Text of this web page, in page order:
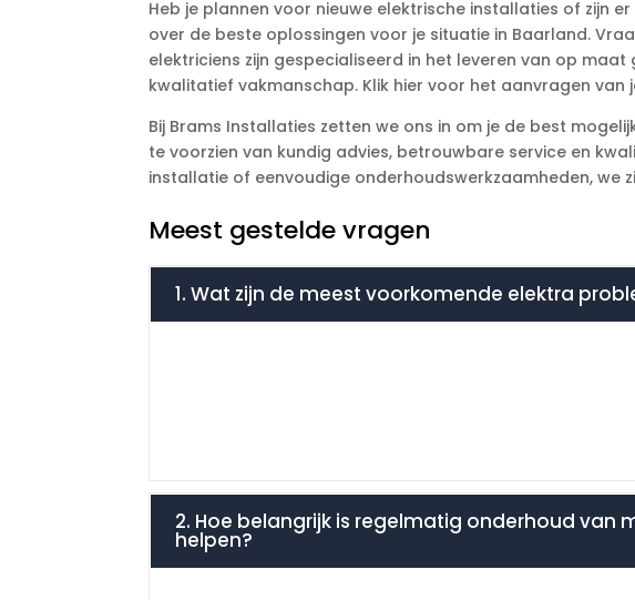
Heb je plannen voor nieuwe elektrische installaties of zijn
over de beste oplossingen voor je situatie in Baarland.
elektriciens zijn gespecialiseerd in het leveren van op
kwalitatief vakmanschap. Klik hier voor het aanvragen
Bij Brams Installaties zetten we ons in om je de best
te voorzien van kundig advies, betrouwbare service en
installatie of eenvoudige onderhoudswerkzaamheden, we
Meest gestelde vragen
1. Wat zijn de meest voorkomende elektra
2. Hoe belangrijk is regelmatig onderhoud van
helpen?